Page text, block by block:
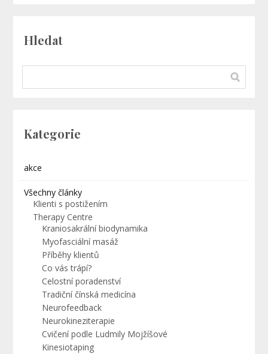
Hledat
Kategorie
akce
Všechny články
Klienti s postižením
Therapy Centre
Kraniosakrální biodynamika
Myofasciální masáž
Příběhy klientů
Co vás trápí?
Celostní poradenství
Tradiční čínská medicína
Neurofeedback
Neurokineziterapie
Cvičení podle Ludmily Mojžíšové
Kinesiotaping